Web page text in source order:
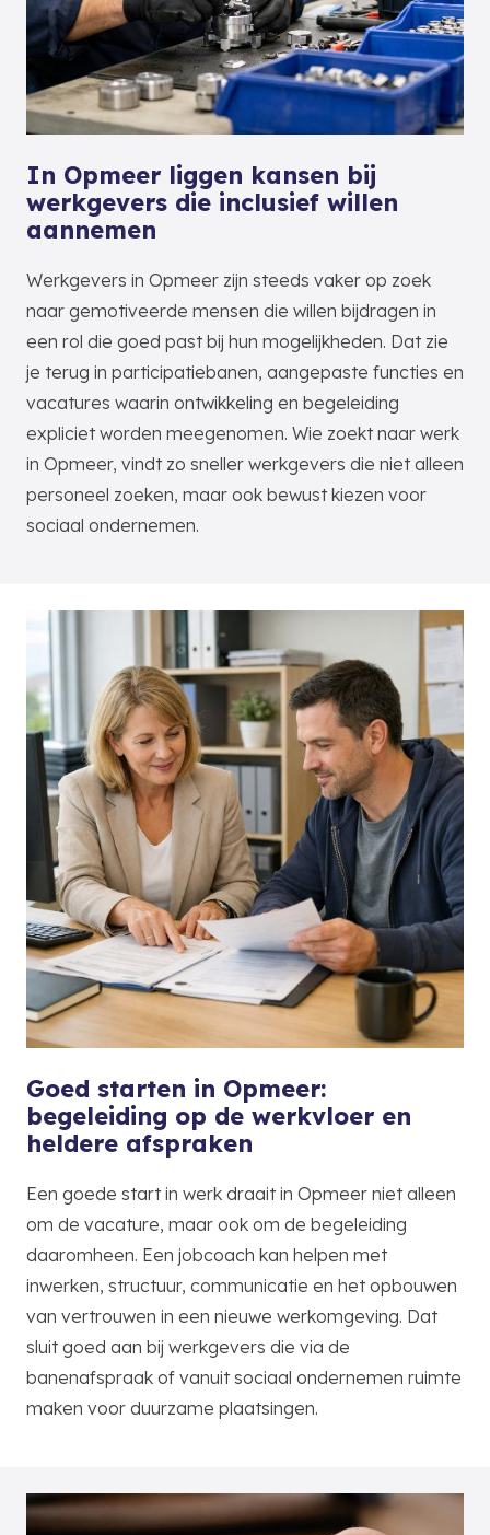
In Opmeer liggen kansen bij
werkgevers die inclusief willen
aannemen
Werkgevers in Opmeer zijn steeds vaker op zoek
naar gemotiveerde mensen die willen bijdragen in
een rol die goed past bij hun mogelijkheden. Dat zie
je terug in participatiebanen, aangepaste functies en
vacatures waarin ontwikkeling en begeleiding
expliciet worden meegenomen. Wie zoekt naar werk
in Opmeer, vindt zo sneller werkgevers die niet alleen
personeel zoeken, maar ook bewust kiezen voor
sociaal ondernemen.
Goed starten in Opmeer:
begeleiding op de werkvloer en
heldere afspraken
Een goede start in werk draait in Opmeer niet alleen
om de vacature, maar ook om de begeleiding
daaromheen. Een jobcoach kan helpen met
inwerken, structuur, communicatie en het opbouwen
van vertrouwen in een nieuwe werkomgeving. Dat
sluit goed aan bij werkgevers die via de
banenafspraak of vanuit sociaal ondernemen ruimte
maken voor duurzame plaatsingen.